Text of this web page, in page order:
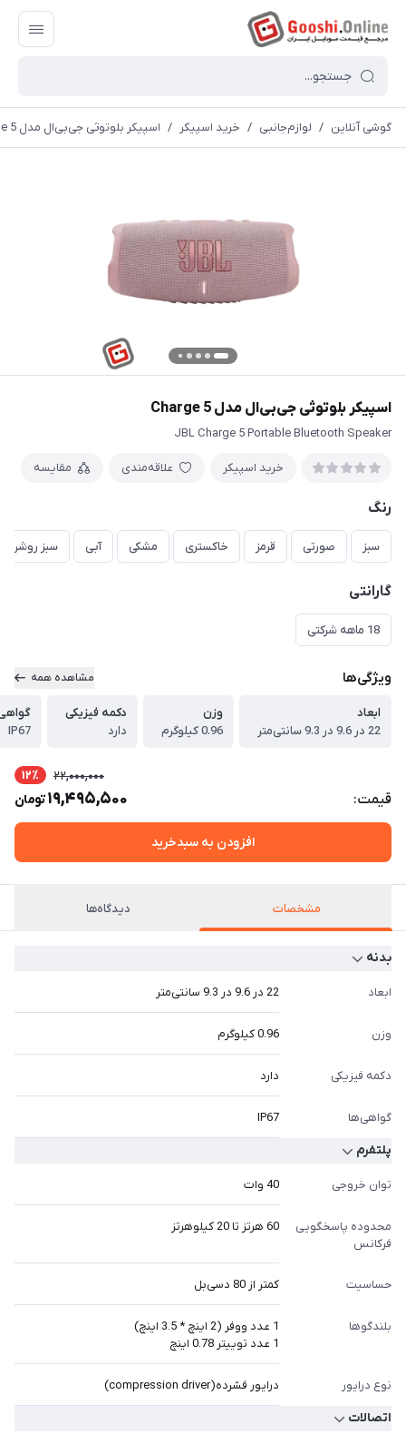
گوشی آنلاین / لوازم‌جانبی / خرید اسپیکر / اسپیکر بلوتوثی جی‌بی‌ال مدل Charge 5
اسپیکر بلوتوثی جی‌بی‌ال مدل Charge 5
JBL Charge 5 Portable Bluetooth Speaker
خرید اسپیکر علاقه‌مندی مقایسه
رنگ
سبز صورتی قرمز خاکستری مشکی آبی سبز روشن
گارانتی
18 ماهه شرکتی
ویژگی‌ها مشاهده همه
ابعاد
22 در 9.6 در 9.3 سانتی‌متر
وزن
0.96 کیلوگرم
دکمه فیزیکی
دارد
IP67
قیمت:
22,000,000 12٪
19,495,500تومان
افزودن به سبدخرید
مشخصات دیدگاه‌ها
بدنه
ابعاد 22 در 9.6 در 9.3 سانتی‌متر
وزن 0.96 کیلوگرم
دکمه فیزیکی دارد
گواهی‌ها IP67
پلتفرم
توان خروجی 40 وات
محدوده پاسخگویی
فرکانس
60 هرتز تا 20 کیلوهرتز
حساسیت کمتر از 80 دسی‌بل
بلندگوها
1 عدد ووفر (2 اینچ * 3.5 اینچ)
1 عدد توییتر 0.78 اینچ
نوع درایور درایور فشرده(compression driver)
اتصالات